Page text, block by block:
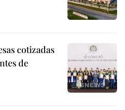
cotizadas
de